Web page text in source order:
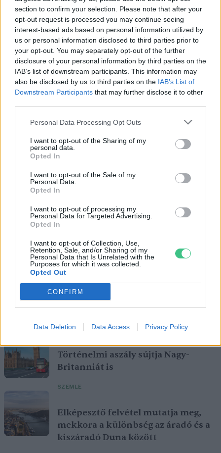
section to confirm your selection. Please note that after your
opt-out request is processed you may continue seeing
interest-based ads based on personal information utilized by
us or personal information disclosed to third parties prior to
your opt-out. You may separately opt-out of the further
disclosure of your personal information by third parties on the
IAB’s list of downstream participants. This information may
also be disclosed by us to third parties on the IAB’s List of
Downstream Participants that may further disclose it to other
Personal Data Processing Opt Outs
I want to opt-out of the Sharing of my
personal data.
Opted In
I want to opt-out of the Sale of my
Personal Data.
Opted In
I want to opt-out of processing my
Personal Data for Targeted Advertising.
Opted In
I want to opt-out of Collection, Use,
Retention, Sale, and/or Sharing of my
Personal Data that Is Unrelated with the
Purposes for which it was collected.
Opted Out
CONFIRM
Data Deletion Data Access Privacy Policy
Pár éven belül
szivacsvárosokká kellene
alakítanunk a településeinket –
Podcast
Novák Zsombor 2 perc
Történelmi aszály sújtja Nagy-
Britanniát is
SZEMLE
Elképesztő felvétel mutatja meg,
mekkora a különbség az áradó és a
kiszáradó Duna között